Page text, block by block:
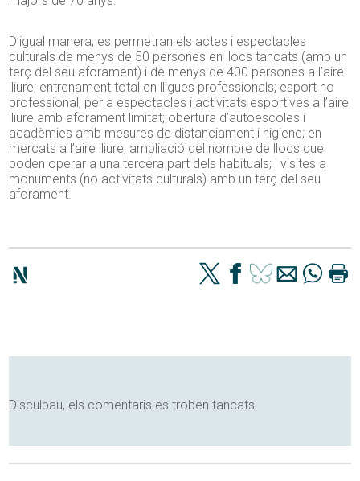
D’igual manera, es permetran els actes i espectacles
culturals de menys de 50 persones en llocs tancats (amb un
terç del seu aforament) i de menys de 400 persones a l’aire
lliure; entrenament total en lligues professionals; esport no
professional, per a espectacles i activitats esportives a l’aire
lliure amb aforament limitat; obertura d’autoescoles i
acadèmies amb mesures de distanciament i higiene; en
mercats a l’aire lliure, ampliació del nombre de llocs que
poden operar a una tercera part dels habituals; i visites a
monuments (no activitats culturals) amb un terç del seu
aforament.
Disculpau, els comentaris es troben tancats